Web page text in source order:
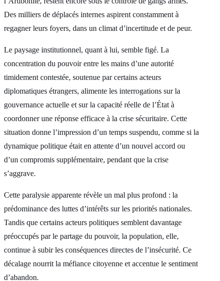
Des milliers de déplacés internes aspirent constamment à
regagner leurs foyers, dans un climat d’incertitude et de peur.
Le paysage institutionnel, quant à lui, semble figé. La
concentration du pouvoir entre les mains d’une autorité
timidement contestée, soutenue par certains acteurs
diplomatiques étrangers, alimente les interrogations sur la
gouvernance actuelle et sur la capacité réelle de l’État à
coordonner une réponse efficace à la crise sécuritaire. Cette
situation donne l’impression d’un temps suspendu, comme si la
dynamique politique était en attente d’un nouvel accord ou
d’un compromis supplémentaire, pendant que la crise
s’aggrave.
Cette paralysie apparente révèle un mal plus profond : la
prédominance des luttes d’intérêts sur les priorités nationales.
Tandis que certains acteurs politiques semblent davantage
préoccupés par le partage du pouvoir, la population, elle,
continue à subir les conséquences directes de l’insécurité. Ce
décalage nourrit la méfiance citoyenne et accentue le sentiment
d’abandon.